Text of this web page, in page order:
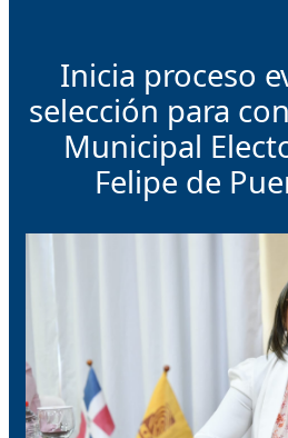
Inicia proceso
selección para
Municipal
Felipe de